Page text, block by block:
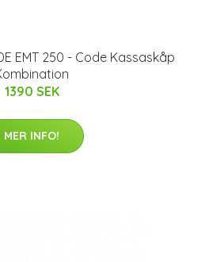
EMT 250 - Code Kassaskåp
1390 SEK
MER INFO!